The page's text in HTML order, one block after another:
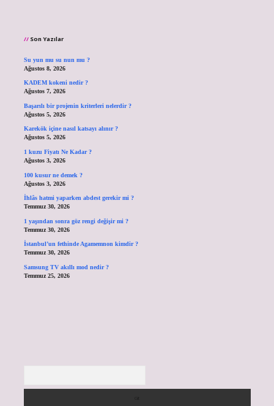
Son Yazılar
Su yun mu su nun mu ?
Ağustos 8, 2026
KADEM kokeni nedir ?
Ağustos 7, 2026
Başarılı bir projenin kriterleri nelerdir ?
Ağustos 5, 2026
Karekök içine nasıl katsayı alınır ?
Ağustos 5, 2026
1 kuzu Fiyatı Ne Kadar ?
Ağustos 3, 2026
100 kusur ne demek ?
Ağustos 3, 2026
İhlâs hatmi yaparken abdest gerekir mi ?
Temmuz 30, 2026
1 yaşından sonra göz rengi değişir mi ?
Temmuz 30, 2026
İstanbul’un fethinde Agamemnon kimdir ?
Temmuz 30, 2026
Samsung TV akıllı mod nedir ?
Temmuz 25, 2026